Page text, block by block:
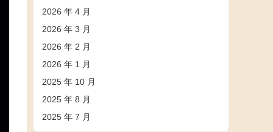
2026 年 4 月
2026 年 3 月
2026 年 2 月
2026 年 1 月
2025 年 10 月
2025 年 8 月
2025 年 7 月